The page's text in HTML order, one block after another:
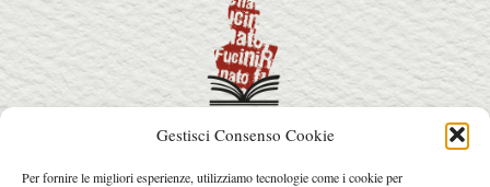
Gestisci Consenso Cookie
Per fornire le migliori esperienze, utilizziamo tecnologie come i cookie per
info@premiorenatofucini.it